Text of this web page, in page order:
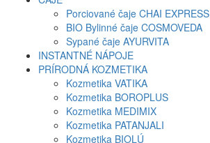
Porciované čaje CHAI EXPRESS
BIO Bylinné čaje COSMOVEDA
Sypané čaje AYURVITA
INSTANTNÉ NÁPOJE
PRÍRODNÁ KOZMETIKA
Kozmetika VATIKA
Kozmetika BOROPLUS
Kozmetika MEDIMIX
Kozmetika PATANJALI
Kozmetika BIOLÚ